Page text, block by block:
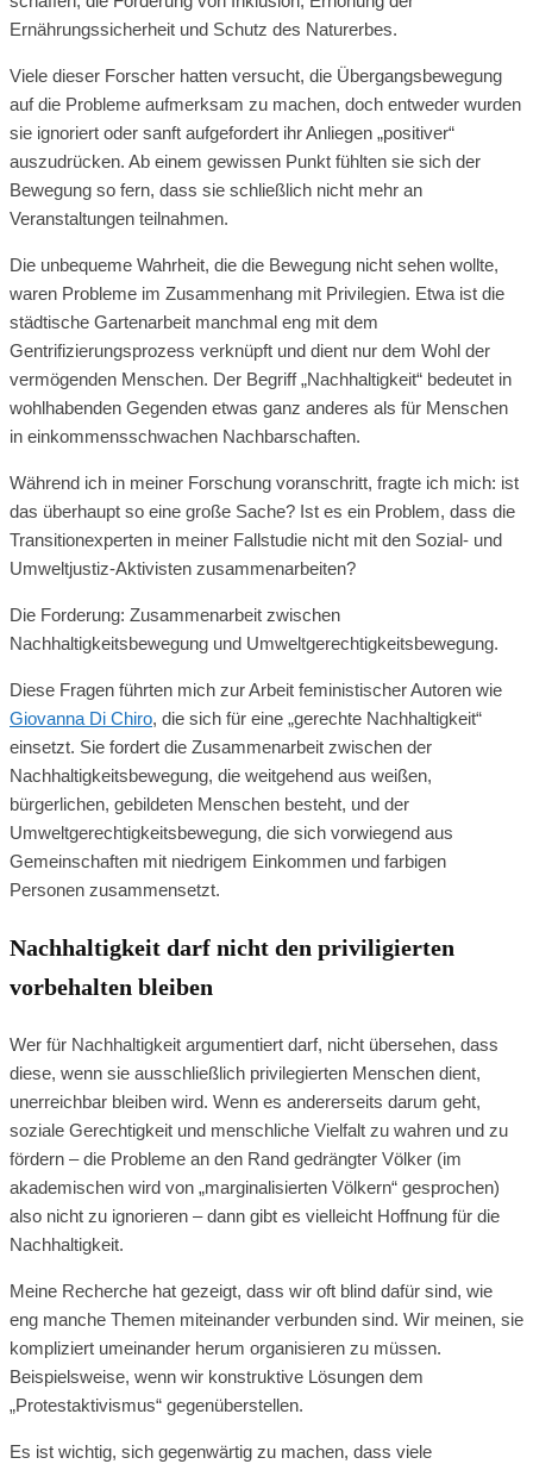
Ernährungssicherheit und Schutz des Naturerbes.
Viele dieser Forscher hatten versucht, die Übergangsbewegung
auf die Probleme aufmerksam zu machen, doch entweder wurden
sie ignoriert oder sanft aufgefordert ihr Anliegen „positiver“
auszudrücken. Ab einem gewissen Punkt fühlten sie sich der
Bewegung so fern, dass sie schließlich nicht mehr an
Veranstaltungen teilnahmen.
Die unbequeme Wahrheit, die die Bewegung nicht sehen wollte,
waren Probleme im Zusammenhang mit Privilegien. Etwa ist die
städtische Gartenarbeit manchmal eng mit dem
Gentrifizierungsprozess verknüpft und dient nur dem Wohl der
vermögenden Menschen. Der Begriff „Nachhaltigkeit“ bedeutet in
wohlhabenden Gegenden etwas ganz anderes als für Menschen
in einkommensschwachen Nachbarschaften.
Während ich in meiner Forschung voranschritt, fragte ich mich: ist
das überhaupt so eine große Sache? Ist es ein Problem, dass die
Transitionexperten in meiner Fallstudie nicht mit den Sozial- und
Umweltjustiz-Aktivisten zusammenarbeiten?
Die Forderung: Zusammenarbeit zwischen
Nachhaltigkeitsbewegung und Umweltgerechtigkeitsbewegung.
Diese Fragen führten mich zur Arbeit feministischer Autoren wie
Giovanna Di Chiro, die sich für eine „gerechte Nachhaltigkeit“
einsetzt. Sie fordert die Zusammenarbeit zwischen der
Nachhaltigkeitsbewegung, die weitgehend aus weißen,
bürgerlichen, gebildeten Menschen besteht, und der
Umweltgerechtigkeitsbewegung, die sich vorwiegend aus
Gemeinschaften mit niedrigem Einkommen und farbigen
Personen zusammensetzt.
Nachhaltigkeit darf nicht den priviligierten
vorbehalten bleiben
Wer für Nachhaltigkeit argumentiert darf, nicht übersehen, dass
diese, wenn sie ausschließlich privilegierten Menschen dient,
unerreichbar bleiben wird. Wenn es andererseits darum geht,
soziale Gerechtigkeit und menschliche Vielfalt zu wahren und zu
fördern – die Probleme an den Rand gedrängter Völker (im
akademischen wird von „marginalisierten Völkern“ gesprochen)
also nicht zu ignorieren – dann gibt es vielleicht Hoffnung für die
Nachhaltigkeit.
Meine Recherche hat gezeigt, dass wir oft blind dafür sind, wie
eng manche Themen miteinander verbunden sind. Wir meinen, sie
kompliziert umeinander herum organisieren zu müssen.
Beispielsweise, wenn wir konstruktive Lösungen dem
„Protestaktivismus“ gegenüberstellen.
Es ist wichtig, sich gegenwärtig zu machen, dass viele